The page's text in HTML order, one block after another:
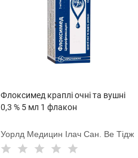
Флоксимед краплі очні та вушні
0,3 % 5 мл 1 флакон
Уорлд Медицин Ілач Сан. Ве Тідж